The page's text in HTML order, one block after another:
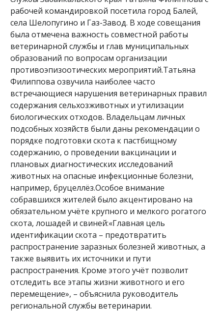
рабочей командировкой посетила город Балей,
села Шелопугино и Газ-Завод. В ходе совещания
была отмечена важность совместной работы
ветеринарной службы и глав муниципальных
образований по вопросам организации
противоэпизоотических мероприятий.Татьяна
Филиппова озвучила наиболее часто
встречающиеся нарушения ветеринарных правил
содержания сельхозживотных и утилизации
биологических отходов. Владельцам личных
подсобных хозяйств были даны рекомендации о
порядке подготовки скота к пастбищному
содержанию, о проведении вакцинации и
плановых диагностических исследований
животных на опасные инфекционные болезни,
например, бруцеллёз.Особое внимание
собравшихся жителей было акцентировано на
обязательном учёте крупного и мелкого рогатого
скота, лошадей и свиней:«Главная цель
идентификации скота – предотвратить
распространение заразных болезней животных, а
также выявить их источники и пути
распространения. Кроме этого учёт позволит
отследить все этапы жизни животного и его
перемещение», – объяснила руководитель
региональной службы ветеринарии.